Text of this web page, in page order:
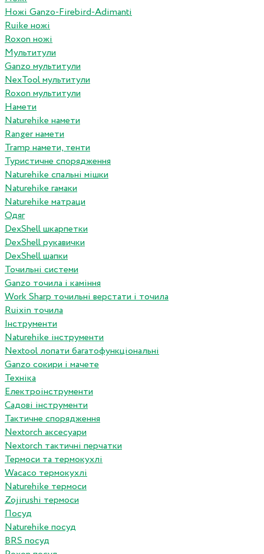
Ножі Ganzo-Firebird-Adimanti
Ruike ножі
Roxon ножi
Мультитули
Ganzo мультитули
NexTool мультитули
Roxon мультитули
Намети
Naturehike намети
Ranger намети
Tramp намети, тенти
Туристичне спорядження
Naturehike спальні мішки
Naturehike гамаки
Naturehike матраци
Одяг
DexShell шкарпетки
DexShell рукавички
DexShell шапки
Точильні системи
Ganzo точила і каміння
Work Sharp точильні верстати і точила
Ruixin точила
Інструменти
Naturehike інструменти
Nextool лопати багатофункціональні
Ganzo сокири і мачете
Техніка
Електроінструменти
Садові інструменти
Тактичне спорядження
Nextorch аксесуари
Nextorch тактичні перчатки
Термоси та термокухлі
Wacaco термокухлі
Naturehike термоси
Zojirushi термоси
Посуд
Naturehike посуд
BRS посуд